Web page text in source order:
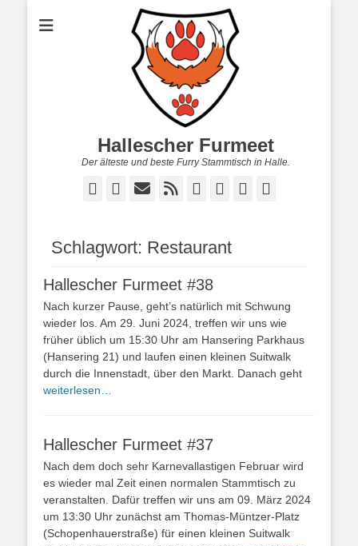
Hallescher Furmeet
Der älteste und beste Furry Stammtisch in Halle.
Facebook
Twitter
E-
FeedYouTubeInstagram
Reddit
Schlagwort: Restaurant
Hallescher Furmeet #38
Nach kurzer Pause, geht’s natürlich mit Schwung
wieder los. Am 29. Juni 2024, treffen wir uns wie
früher üblich um 15:30 Uhr am Hansering Parkhaus
(Hansering 21) und laufen einen kleinen Suitwalk
durch die Innenstadt, über den Markt. Danach geht
weiterlesen…
Hallescher Furmeet #37
Nach dem doch sehr Karnevallastigen Februar wird
es wieder mal Zeit einen normalen Stammtisch zu
veranstalten. Dafür treffen wir uns am 09. März 2024
um 13:30 Uhr zunächst am Thomas-Müntzer-Platz
(Schopenhauerstraße) für einen kleinen Suitwalk